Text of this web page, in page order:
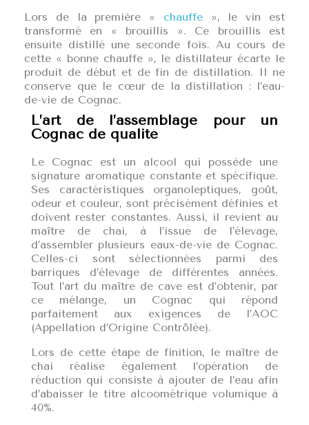
Lors de la première « chauffe», le vin est
transformé en « brouillis ». Ce brouillis est
ensuite distillé une seconde fois. Au cours de
cette « bonne chauffe », le distillateur écarte le
produit de début et de fin de distillation. Il ne
conserve que le cœur de la distillation : l’eau-
de-vie de Cognac.
L’art de l’assemblage pour un
Cognac de qualité
Le Cognac est un alcool qui possède une
signature aromatique constante et spécifique.
Ses caractéristiques organoleptiques, goût,
odeur et couleur, sont précisément définies et
doivent rester constantes. Aussi, il revient au
maître de chai, à l’issue de l’élevage,
d’assembler plusieurs eaux-de-vie de Cognac.
Celles-ci sont sélectionnées parmi des
barriques d’élevage de différentes années.
Tout l’art du maître de cave est d’obtenir, par
ce mélange, un Cognac qui répond
parfaitement aux exigences de l’AOC
(Appellation d’Origine Contrôlée).
Lors de cette étape de finition, le maître de
chai réalise également l’opération de
réduction qui consiste à ajouter de l’eau afin
d’abaisser le titre alcoométrique volumique à
40%.